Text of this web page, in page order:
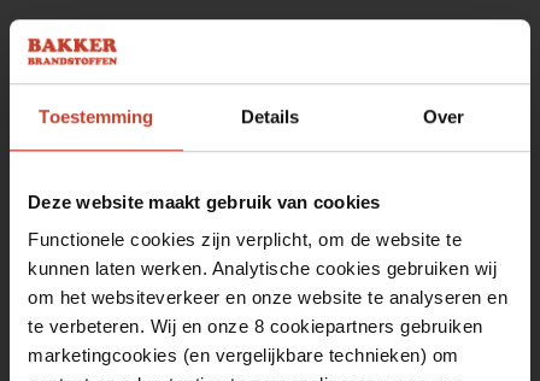
Toestemming Details Over
Deze website maakt gebruik van cookies
Functionele cookies zijn verplicht, om de website te
kunnen laten werken. Analytische cookies gebruiken wij
om het websiteverkeer en onze website te analyseren en
te verbeteren. Wij en onze 8 cookiepartners gebruiken
marketingcookies (en vergelijkbare technieken) om
Maandag
Woensdag
Donderdag
08:00 tot 17:00
Vrijdag
08:00 tot 17:00
Zaterdag
09:30 tot 12:00
Zondag
Gesloten